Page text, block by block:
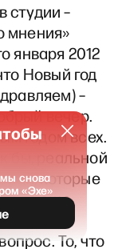
студии –
мнения»
января 2012
Новый год
–
вечер.
годом всех.
бы, реальной
которые
то еще
То, что
снова
«Эхе»